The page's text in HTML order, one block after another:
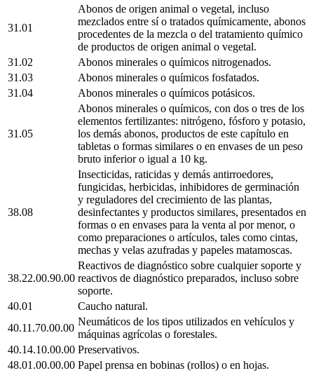
31.01
Abonos de origen animal o vegetal, incluso
mezclados entre sí o tratados químicamente, abonos
procedentes de la mezcla o del tratamiento químico
de productos de origen animal o vegetal.
31.02
Abonos minerales o químicos nitrogenados.
31.03
Abonos minerales o químicos fosfatados.
31.04
Abonos minerales o químicos potásicos.
31.05
Abonos minerales o químicos, con dos o tres de los
elementos fertilizantes: nitrógeno, fósforo y potasio,
los demás abonos, productos de este capítulo en
tabletas o formas similares o en envases de un peso
bruto inferior o igual a 10 kg.
38.08
Insecticidas, raticidas y demás antirroedores,
fungicidas, herbicidas, inhibidores de germinación
y reguladores del crecimiento de las plantas,
desinfectantes y productos similares, presentados en
formas o en envases para la venta al por menor, o
como preparaciones o artículos, tales como cintas,
mechas y velas azufradas y papeles matamoscas.
38.22.00.90.00
Reactivos de diagnóstico sobre cualquier soporte y
reactivos de diagnóstico preparados, incluso sobre
soporte.
40.01
Caucho natural.
40.11.70.00.00
Neumáticos de los tipos utilizados en vehículos y
máquinas agrícolas o forestales.
40.14.10.00.00 Preservativos.
48.01.00.00.00 Papel prensa en bobinas (rollos) o en hojas.